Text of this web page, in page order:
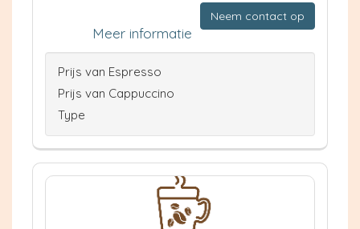
Neem contact op
Meer informatie
Prijs van Espresso
Prijs van Cappuccino
Type